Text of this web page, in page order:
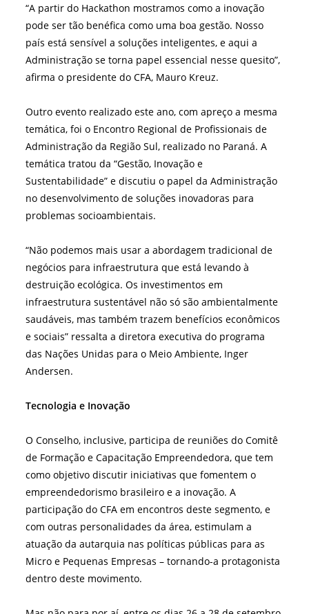
“A partir do Hackathon mostramos como a inovação
pode ser tão benéfica como uma boa gestão. Nosso
país está sensível a soluções inteligentes, e aqui a
Administração se torna papel essencial nesse quesito”,
afirma o presidente do CFA, Mauro Kreuz.
Outro evento realizado este ano, com apreço a mesma
temática, foi o Encontro Regional de Profissionais de
Administração da Região Sul, realizado no Paraná. A
temática tratou da “Gestão, Inovação e
Sustentabilidade” e discutiu o papel da Administração
no desenvolvimento de soluções inovadoras para
problemas socioambientais.
“Não podemos mais usar a abordagem tradicional de
negócios para infraestrutura que está levando à
destruição ecológica. Os investimentos em
infraestrutura sustentável não só são ambientalmente
saudáveis, mas também trazem benefícios econômicos
e sociais” ressalta a diretora executiva do programa
das Nações Unidas para o Meio Ambiente, Inger
Andersen.
Tecnologia e Inovação
O Conselho, inclusive, participa de reuniões do Comitê
de Formação e Capacitação Empreendedora, que tem
como objetivo discutir iniciativas que fomentem o
empreendedorismo brasileiro e a inovação. A
participação do CFA em encontros deste segmento, e
com outras personalidades da área, estimulam a
atuação da autarquia nas políticas públicas para as
Micro e Pequenas Empresas – tornando-a protagonista
dentro deste movimento.